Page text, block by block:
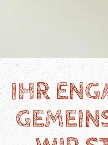
IHR